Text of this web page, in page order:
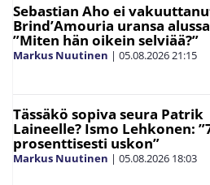
Sebastian Aho ei
Brind’Amouria uransa
”Miten hän oikein selviää?”
Markus Nuutinen | 05.08.202621:15
Tässäkö sopiva seura Patrik
Laineelle? Ismo Lehkonen:
prosenttisesti uskon”
Markus Nuutinen | 05.08.2026 18:03